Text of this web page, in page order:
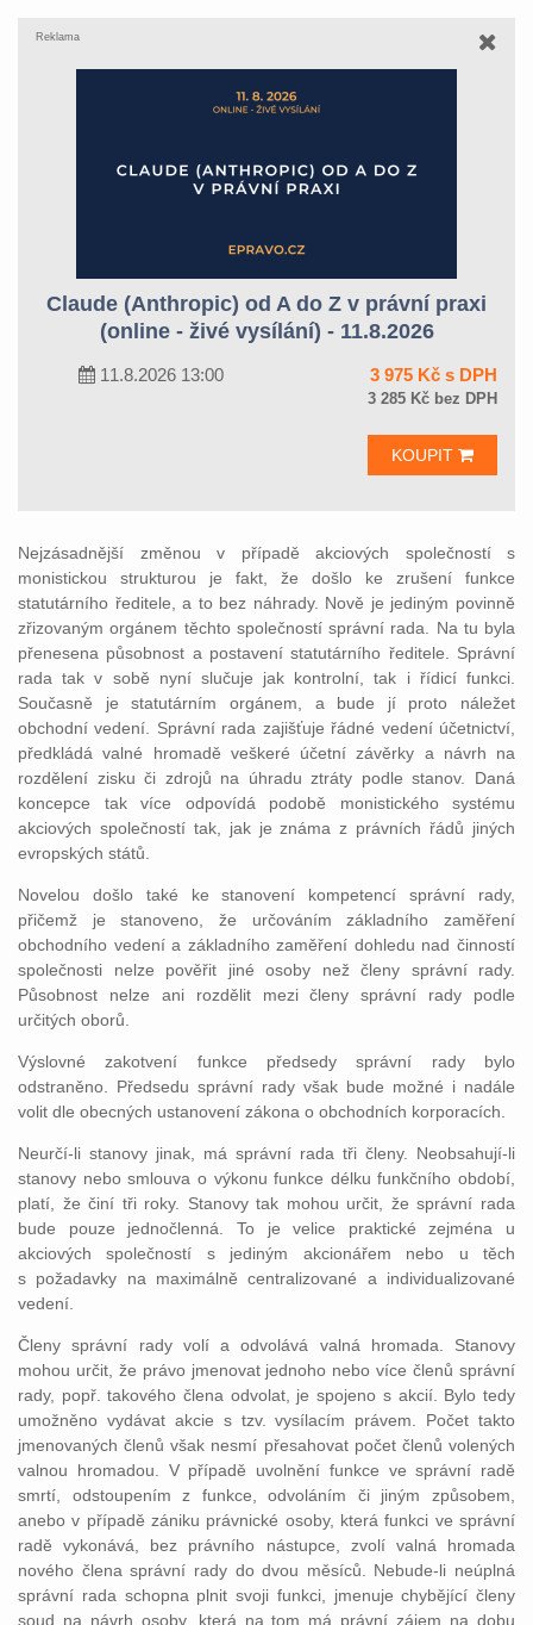
Reklama
Claude (Anthropic) od A do Z v právní praxi
(online - živé vysílání) - 11.8.2026
11.8.2026 13:00 3 975 Kč s DPH
3 285 Kč bez DPH
KOUPIT
Nejzásadnější změnou v případě akciových společností s
monistickou strukturou je fakt, že došlo ke zrušení funkce
statutárního ředitele, a to bez náhrady. Nově je jediným povinně
zřizovaným orgánem těchto společností správní rada. Na tu byla
přenesena působnost a postavení statutárního ředitele. Správní
rada tak v sobě nyní slučuje jak kontrolní, tak i řídicí funkci.
Současně je statutárním orgánem, a bude jí proto náležet
obchodní vedení. Správní rada zajišťuje řádné vedení účetnictví,
předkládá valné hromadě veškeré účetní závěrky a návrh na
rozdělení zisku či zdrojů na úhradu ztráty podle stanov. Daná
koncepce tak více odpovídá podobě monistického systému
akciových společností tak, jak je známa z právních řádů jiných
evropských států.
Novelou došlo také ke stanovení kompetencí správní rady,
přičemž je stanoveno, že určováním základního zaměření
obchodního vedení a základního zaměření dohledu nad činností
společnosti nelze pověřit jiné osoby než členy správní rady.
Působnost nelze ani rozdělit mezi členy správní rady podle
určitých oborů.
Výslovné zakotvení funkce předsedy správní rady bylo
odstraněno. Předsedu správní rady však bude možné i nadále
volit dle obecných ustanovení zákona o obchodních korporacích.
Neurčí-li stanovy jinak, má správní rada tři členy. Neobsahují-li
stanovy nebo smlouva o výkonu funkce délku funkčního období,
platí, že činí tři roky. Stanovy tak mohou určit, že správní rada
bude pouze jednočlenná. To je velice praktické zejména u
akciových společností s jediným akcionářem nebo u těch
s požadavky na maximálně centralizované a individualizované
vedení.
Členy správní rady volí a odvolává valná hromada. Stanovy
mohou určit, že právo jmenovat jednoho nebo více členů správní
rady, popř. takového člena odvolat, je spojeno s akcií. Bylo tedy
umožněno vydávat akcie s tzv. vysílacím právem. Počet takto
jmenovaných členů však nesmí přesahovat počet členů volených
valnou hromadou. V případě uvolnění funkce ve správní radě
smrtí, odstoupením z funkce, odvoláním či jiným způsobem,
anebo v případě zániku právnické osoby, která funkci ve správní
radě vykonává, bez právního nástupce, zvolí valná hromada
nového člena správní rady do dvou měsíců. Nebude-li neúplná
správní rada schopna plnit svoji funkci, jmenuje chybějící členy
soud na návrh osoby, která na tom má právní zájem na dobu